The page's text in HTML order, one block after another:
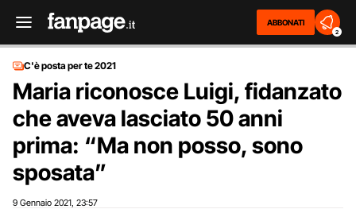
ABBONATI
2
C'è posta per te 2021
Maria riconosce Luigi, fidanzato
che aveva lasciato 50 anni
prima: “Ma non posso, sono
sposata”
9 Gennaio 2021 23:57